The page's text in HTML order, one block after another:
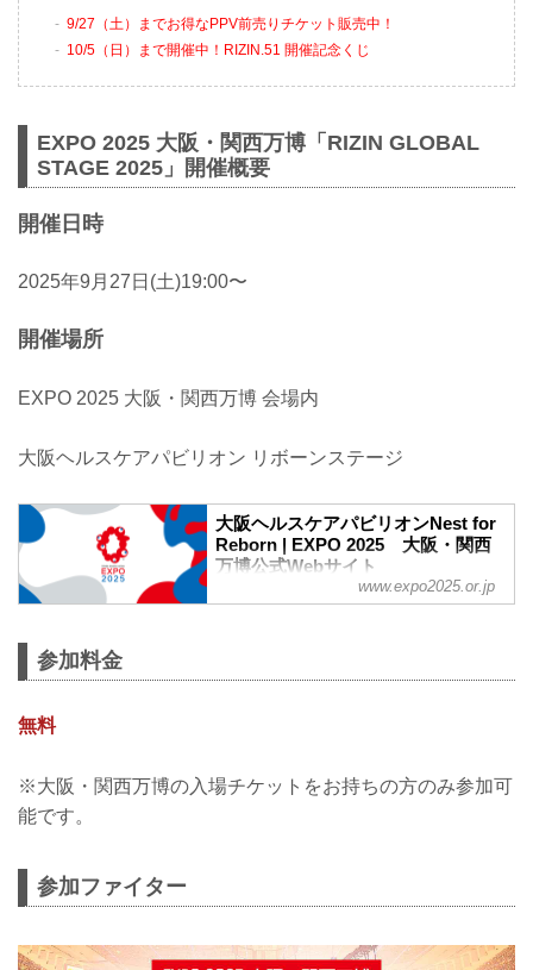
9/27（土）までお得なPPV前売りチケット販売中！
10/5（日）まで開催中！RIZIN.51 開催記念くじ
EXPO 2025 大阪・関西万博「RIZIN GLOBAL
STAGE 2025」開催概要
開催日時
2025年9月27日(土)19:00〜
開催場所
EXPO 2025 大阪・関西万博 会場内
大阪ヘルスケアパビリオン リボーンステージ
大阪ヘルスケアパビリオンNest for
Reborn | EXPO 2025 大阪・関西
万博公式Webサイト
地元大阪がREBORNをテーマに、未来に
www.expo2025.or.jp
参加料金
無料
※大阪・関西万博の入場チケットをお持ちの方のみ参加可
能です。
参加ファイター